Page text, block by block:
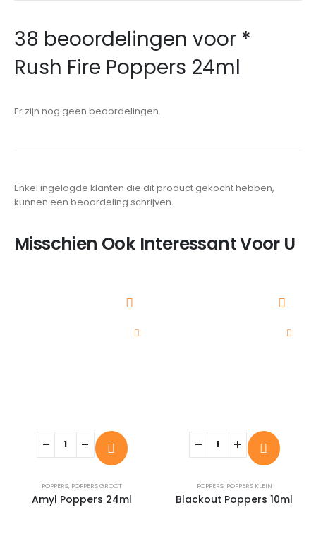
38 beoordelingen voor *
Rush Fire Poppers 24ml
Er zijn nog geen beoordelingen.
Enkel ingelogde klanten die dit product gekocht hebben,
kunnen een beoordeling schrijven.
Misschien Ook Interessant Voor U
POPPERS, POPPERS GROOT
Amyl Poppers 24ml
POPPERS, POPPERS KLEIN
Blackout Poppers 10ml